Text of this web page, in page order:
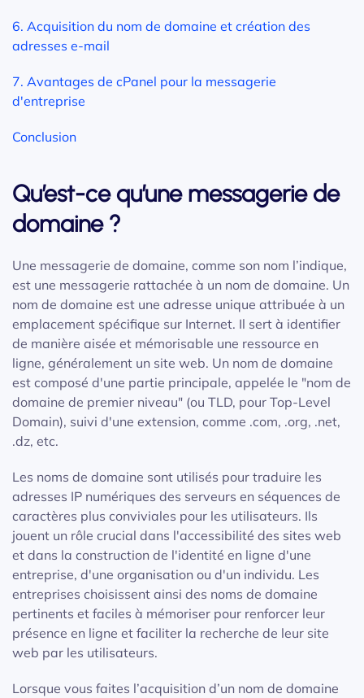
6. Acquisition du nom de domaine et création des
adresses e-mail
7. Avantages de cPanel pour la messagerie
d'entreprise
Conclusion
Qu’est-ce qu’une messagerie de
domaine ?
Une messagerie de domaine, comme son nom l’indique,
est une messagerie rattachée à un nom de domaine. Un
nom de domaine est une adresse unique attribuée à un
emplacement spécifique sur Internet. Il sert à identifier
de manière aisée et mémorisable une ressource en
ligne, généralement un site web. Un nom de domaine
est composé d'une partie principale, appelée le "nom de
domaine de premier niveau" (ou TLD, pour Top-Level
Domain), suivi d'une extension, comme .com, .org, .net,
.dz, etc.
Les noms de domaine sont utilisés pour traduire les
adresses IP numériques des serveurs en séquences de
caractères plus conviviales pour les utilisateurs. Ils
jouent un rôle crucial dans l'accessibilité des sites web
et dans la construction de l'identité en ligne d'une
entreprise, d'une organisation ou d'un individu. Les
entreprises choisissent ainsi des noms de domaine
pertinents et faciles à mémoriser pour renforcer leur
présence en ligne et faciliter la recherche de leur site
web par les utilisateurs.
Lorsque vous faites l’acquisition d’un nom de domaine